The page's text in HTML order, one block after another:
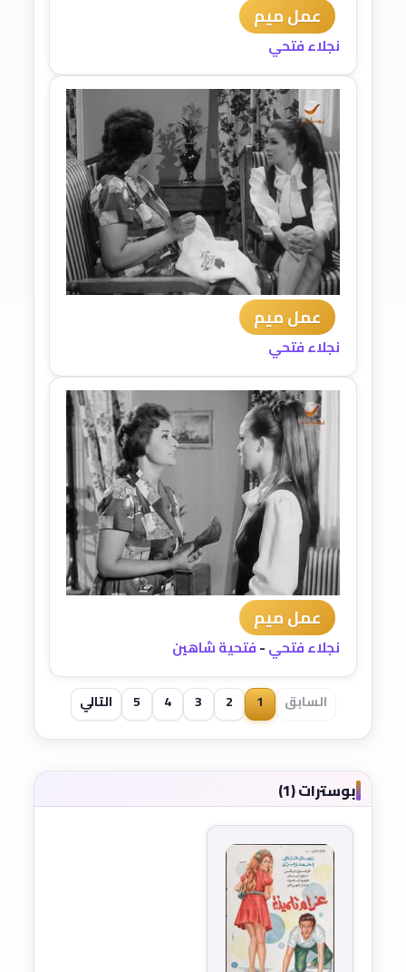
عمل ميم
نجلاء فتحي
عمل ميم
نجلاء فتحي
عمل ميم
نجلاء فتحي-فتحية شاهين
السابق 1
2
3
4
5 التالي
بوسترات (1)